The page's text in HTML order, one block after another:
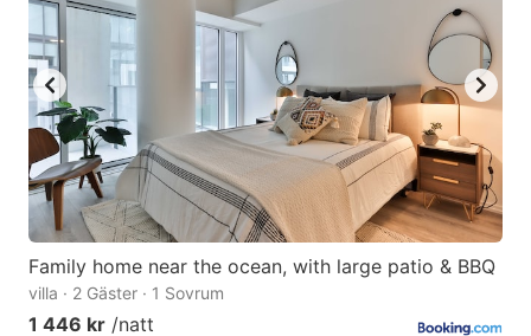
Family home near the ocean, with large patio & BBQ
villa · 2 Gäster · 1 Sovrum
1 446 kr /natt